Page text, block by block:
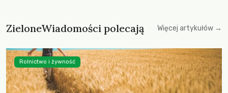
ZieloneWiadomości polecają Więcej artykułów →
Rolnictwo i żywność